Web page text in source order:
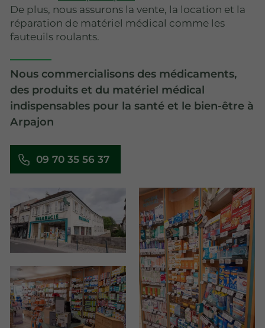
De plus, nous assurons la vente, la location et la
réparation de matériel médical comme les
fauteuils roulants.
Nous commercialisons des médicaments,
des produits et du matériel médical
indispensables pour la santé et le bien-être à
Arpajon
09 70 35 56 37